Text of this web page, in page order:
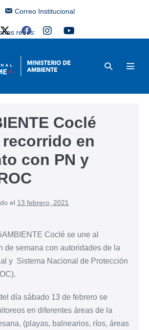
Correo Institucional
redes:
Coclé
recorrido en
con PN y
el 13 febrero, 2021
Coclé se une al
de semana con autoridades de la
y Sistema Nacional de Protección
día sábado 13 de febrero se
en diferentes áreas de la
(playas, balnearios, ríos, áreas